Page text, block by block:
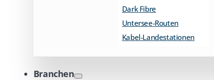
Dark Fibre
Untersee-Routen
Kabel-Landestationen
Branchen